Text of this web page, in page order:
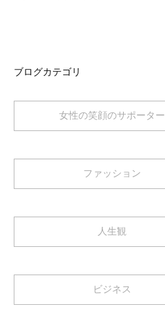
ブログカテゴリ
女性の笑顔のサポーター
ファッション
人生観
ビジネス